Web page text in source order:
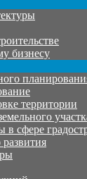
бизнесу
территории
сфере